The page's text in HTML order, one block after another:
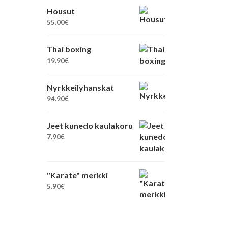
Housut
55.00€
Thai boxing
19.90€
Nyrkkeilyhanskat
94.90€
Jeet kunedo kaulakoru
7.90€
"Karate" merkki
5.90€